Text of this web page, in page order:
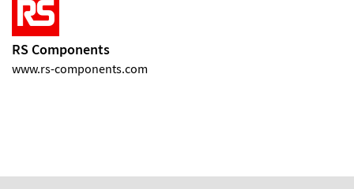
RS Components
www.rs-components.com